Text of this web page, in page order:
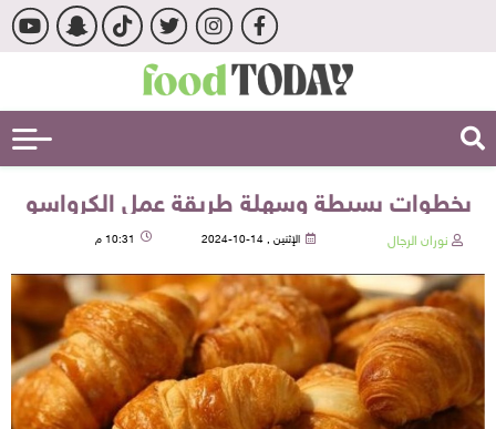
بخطوات بسيطة وسهلة طريقة عمل الكرواسو
نوران الرجال الإثنين , 14-10-2024 10:31 م